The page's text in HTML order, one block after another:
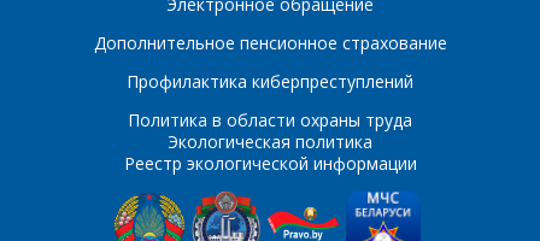
Дополнительное пенсионное страхование
Профилактика киберпреступлений
Политика в области охраны труда
Экологическая политика
Реестр экологической информации
Телефон*
E-mail
Интересующий товар/
услуга